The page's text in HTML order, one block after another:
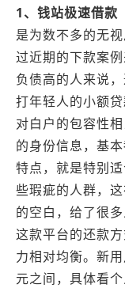
1、钱站极速借款
是为数不多的无
过近期的下款案
负债高的人来说
打年轻人的小额
对白户的包容性
的身份信息，基
特点，就是特别
些瑕疵的人群，
的空白，给了很多
这款平台的还款
力相对均衡。新
元之间，具体看